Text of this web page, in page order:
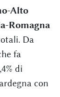
Alto
Romagna
Da
fa
di
con